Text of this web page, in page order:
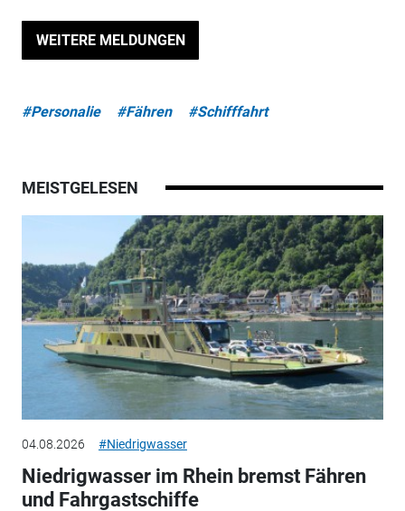
WEITERE MELDUNGEN
#Personalie #Fähren #Schifffahrt
MEISTGELESEN
04.08.2026 #Niedrigwasser
Niedrigwasser im Rhein bremst Fähren
und Fahrgastschiffe